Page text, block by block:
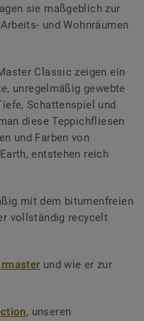
sie maßgeblich zur
und Wohnräumen
Classic zeigen ein
unregelmäßig gewebte
Schattenspiel und
diese Teppichfliesen
und Farben von
entstehen reich
mit dem bitumenfreien
vollständig recycelt
und wie er zur
, unseren